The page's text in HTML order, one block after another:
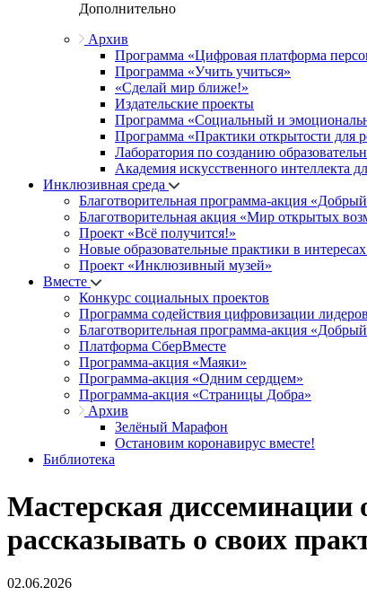
Дополнительно
Архив
Программа «Цифровая платформа
Программа «Учить учиться»
«Сделай мир ближе!»
Издательские проекты
Программа «Социальный и
Программа «Практики открытости для
Лаборатория по созданию
Академия искусственного интеллекта
Инклюзивная среда
Благотворительная программа-акция
Благотворительная акция «Мир открытых
Проект «Всё получится!»
Новые образовательные практики в
Проект «Инклюзивный музей»
Вместе
Конкурс социальных проектов
Программа содействия цифровизации
Благотворительная программа-акция
Платформа СберВместе
Программа-акция «Маяки»
Программа-акция «Одним сердцем»
Программа-акция «Страницы Добра»
Архив
Зелёный Марафон
Остановим коронавирус вместе!
Библиотека
Мастерская диссеминации
рассказывать о своих
02.06.2026